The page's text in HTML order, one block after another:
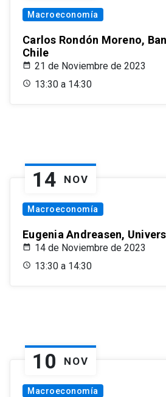
Macroeconomía
Carlos Rondón Moreno,
Chile
21 de Noviembre de 2023
13:30 a 14:30
14 NOV
Macroeconomía
Eugenia Andreasen,
14 de Noviembre de 2023
13:30 a 14:30
10 NOV
Macroeconomía